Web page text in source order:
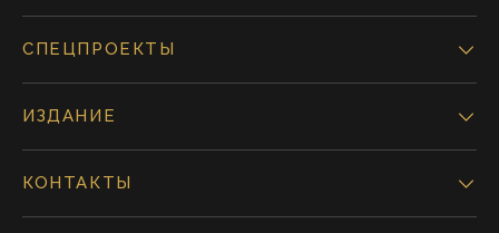
СПЕЦПРОЕКТЫ
ИЗДАНИЕ
КОНТАКТЫ